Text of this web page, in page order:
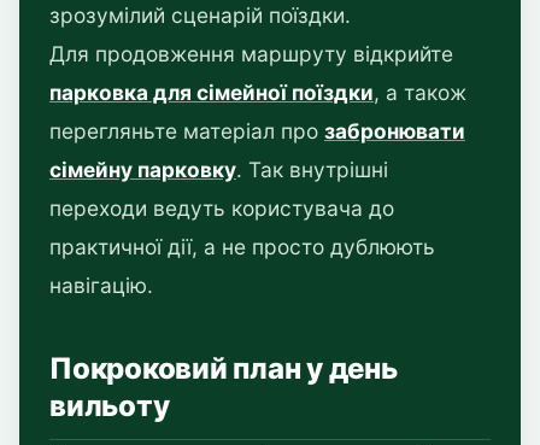
зрозумілий сценарій поїздки.
Для продовження маршруту відкрийте
парковка для сімейної поїздки, а також
перегляньте матеріал про забронювати
сімейну парковку. Так внутрішні
переходи ведуть користувача до
практичної дії, а не просто дублюють
навігацію.
Покроковий план у день
вильоту